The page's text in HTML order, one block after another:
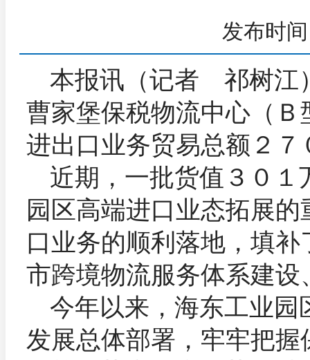
发布时
本报讯（记者 祁树江
曹家堡保税物流中心（
进出口业务贸易总额２
近期，一批货值３０
园区高端进口业态拓展
口业务的顺利落地，填
市跨境物流服务体系建
今年以来，海东工业
发展总体部署，牢牢把